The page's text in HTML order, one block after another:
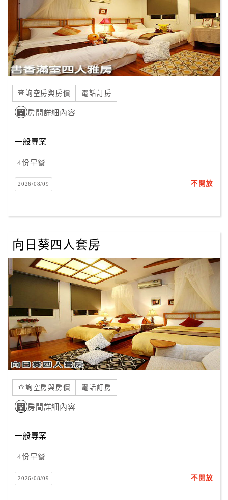
劃
商
品
宣
傳
查詢空房與房價 電話訂房
房間詳細內容
一般專案
4份早餐
2026/08/09 不開放
向日葵四人套房
查詢空房與房價 電話訂房
房間詳細內容
一般專案
4份早餐
2026/08/09 不開放